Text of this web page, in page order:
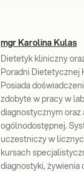
mgr Karolina Kulas
Dietetyk kliniczny
Poradni Dietetycznej
Posiada
zdobyte w pracy w
diagnostycznym oraz
ogólnodostępnej.
uczestniczy w
kursach
diagnostyki, żywienia